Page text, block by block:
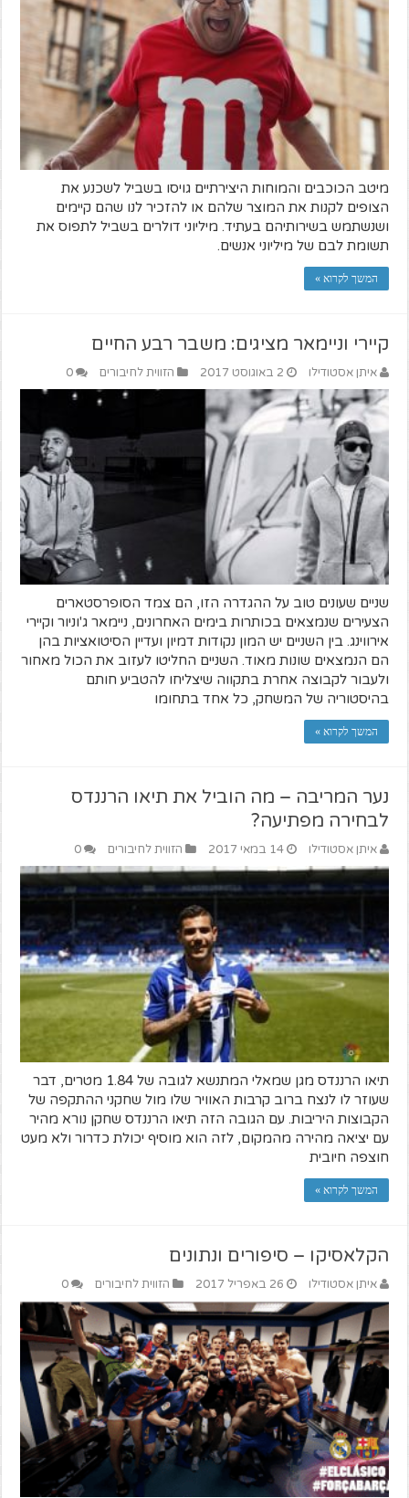
מיטב הכוכבים והמוחות היצירתיים גויסו בשביל לשכנע את
הצופים לקנות את המוצר שלהם או להזכיר לנו שהם קיימים
ושנשתמש בשירותיהם בעתיד. מיליוני דולרים בשביל לתפוס את
תשומת לבם של מיליוני אנשים.
המשך לקרוא »
קיירי וניימאר מציגים: משבר רבע החיים
איתן אסטודילו 2 באוגוסט 2017 הזווית לחיבורים 0
שניים שעונים טוב על ההגדרה הזו, הם צמד הסופרסטארים
הצעירים שנמצאים בכותרות בימים האחרונים, ניימאר ג'וניור וקיירי
אירווינג. בין השניים יש המון נקודות דמיון ועדיין הסיטואציות בהן
הם הנמצאים שונות מאוד. השניים החליטו לעזוב את הכול מאחור
ולעבור לקבוצה אחרת בתקווה שיצליחו להטביע חותם
בהיסטוריה של המשחק, כל אחד בתחומו
המשך לקרוא »
נער המריבה – מה הוביל את תיאו הרננדס
לבחירה מפתיעה?
איתן אסטודילו 14 במאי 2017 הזווית לחיבורים 0
תיאו הרננדס מגן שמאלי המתנשא לגובה של 1.84 מטרים, דבר
שעוזר לו לנצח ברוב קרבות האוויר שלו מול שחקני ההתקפה של
הקבוצות היריבות. עם הגובה הזה תיאו הרננדס שחקן נורא מהיר
עם יציאה מהירה מהמקום, לזה הוא מוסיף יכולת כדרור ולא מעט
חוצפה חיובית
המשך לקרוא »
הקלאסיקו – סיפורים ונתונים
איתן אסטודילו 26 באפריל 2017 הזווית לחיבורים 0